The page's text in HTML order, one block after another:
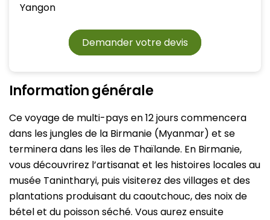
Yangon
Demander votre devis
Information générale
Ce voyage de multi-pays en 12 jours commencera
dans les jungles de la Birmanie (Myanmar) et se
terminera dans les îles de Thaïlande. En Birmanie,
vous découvrirez l’artisanat et les histoires locales au
musée Tanintharyi, puis visiterez des villages et des
plantations produisant du caoutchouc, des noix de
bétel et du poisson séché. Vous aurez ensuite